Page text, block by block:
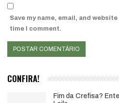
Save my name, email, and
time I comment.
CONFIRA!
Fim da Crefisa?